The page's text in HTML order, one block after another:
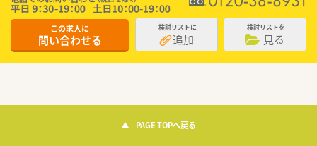
この求人に
問い合わせる
検討リストに
追加
検討リストを
見る
PAGE TOPへ戻る